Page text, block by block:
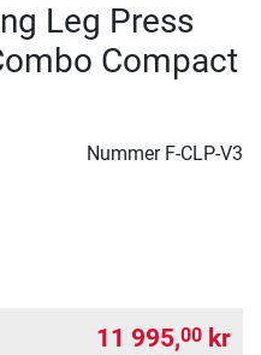
Leg Press
Compact
Nummer F-CLP-V3
11 995,00 kr